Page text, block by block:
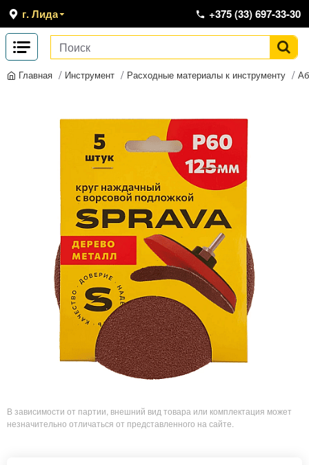
г. Лида +375 (33) 697-33-30
Главная Инструмент Расходные материалы к инструменту
В зависимости от партии, внешний вид товара или комплектация может
незначительно отличаться от представленного на сайте.